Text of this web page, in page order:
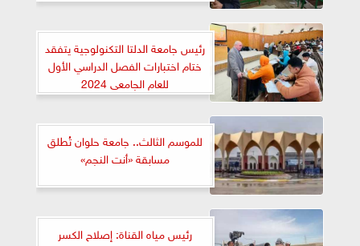
رئيس جامعة الدلتا التكنولوجية يتفقد
ختام اختبارات الفصل الدراسي الأول
للعام الجامعى 2024
للموسم الثالث.. جامعة حلوان تُطلق
مسابقة «أنت النجم»
رئيس مياه القناة: إصلاح الكسر